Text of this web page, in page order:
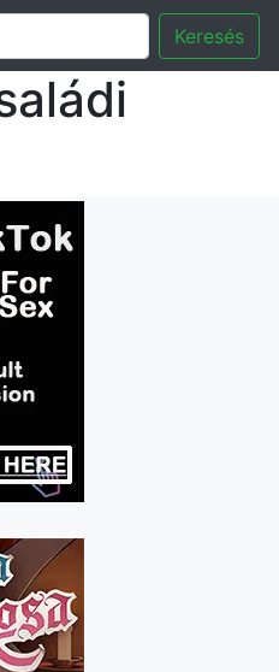
Keresés